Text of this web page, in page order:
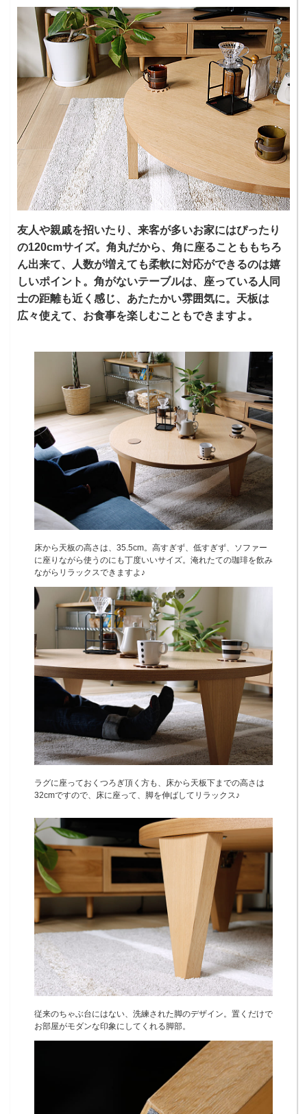
友人や親戚を招いたり、来客が多いお家にはぴったり
の120cmサイズ。角丸だから、角に座ることももちろ
ん出来て、人数が増えても柔軟に対応ができるのは嬉
しいポイント。角がないテーブルは、座っている人同
士の距離も近く感じ、あたたかい雰囲気に。天板は
広々使えて、お食事を楽しむこともできますよ。
床から天板の高さは、35.5cm。高すぎず、低すぎず、ソファー
に座りながら使うのにも丁度いいサイズ。淹れたての珈琲を飲み
ながらリラックスできますよ♪
ラグに座っておくつろぎ頂く方も、床から天板下までの高さは
32cmですので、床に座って、脚を伸ばしてリラックス♪
従来のちゃぶ台にはない、洗練された脚のデザイン。置くだけで
お部屋がモダンな印象にしてくれる脚部。